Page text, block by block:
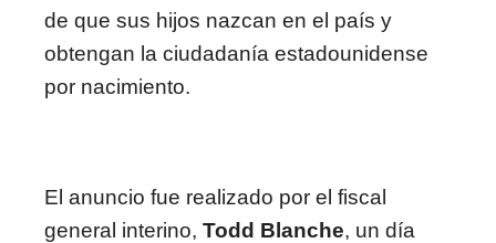
de que sus hijos nazcan en el país y
obtengan la ciudadanía estadounidense
por nacimiento.
El anuncio fue realizado por el fiscal
general interino, Todd Blanche, un día